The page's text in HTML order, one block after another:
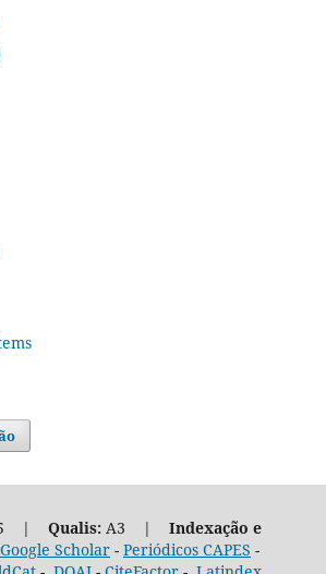
| Qualis:A3 | Indexação e
Google Scholar- Periódicos CAPES -